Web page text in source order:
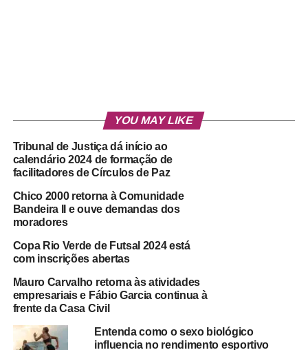
YOU MAY LIKE
Tribunal de Justiça dá início ao
calendário 2024 de formação de
facilitadores de Círculos de Paz
Chico 2000 retorna à Comunidade
Bandeira II e ouve demandas dos
moradores
Copa Rio Verde de Futsal 2024 está
com inscrições abertas
Mauro Carvalho retorna às atividades
empresariais e Fábio Garcia continua à
frente da Casa Civil
Entenda como o sexo biológico
influencia no rendimento esportivo